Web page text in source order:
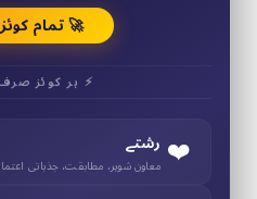
🚀 تمام
⚡ ہر کوئز صرف 2 منٹ
❤️ رشتے
معاون شوہر، مطابقت، جذباتی